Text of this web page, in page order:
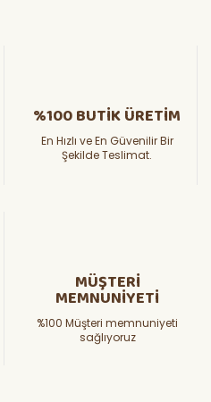
%100 BUTİK ÜRETİM
En Hızlı ve En Güvenilir Bir
Şekilde Teslimat.
MÜŞTERİ
MEMNUNİYETİ
%100 Müşteri memnuniyeti
sağlıyoruz